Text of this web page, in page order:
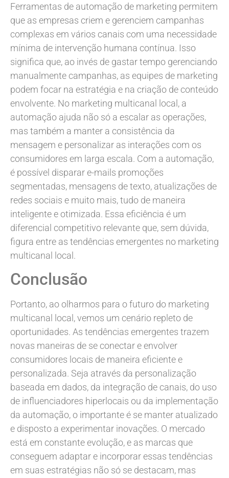
Ferramentas de automação de marketing permitem
que as empresas criem e gerenciem campanhas
complexas em vários canais com uma necessidade
mínima de intervenção humana contínua. Isso
significa que, ao invés de gastar tempo gerenciando
manualmente campanhas, as equipes de marketing
podem focar na estratégia e na criação de conteúdo
envolvente. No marketing multicanal local, a
automação ajuda não só a escalar as operações,
mas também a manter a consistência da
mensagem e personalizar as interações com os
consumidores em larga escala. Com a automação,
é possível disparar e-mails promoções
segmentadas, mensagens de texto, atualizações de
redes sociais e muito mais, tudo de maneira
inteligente e otimizada. Essa eficiência é um
diferencial competitivo relevante que, sem dúvida,
figura entre as tendências emergentes no marketing
multicanal local.
Conclusão
Portanto, ao olharmos para o futuro do marketing
multicanal local, vemos um cenário repleto de
oportunidades. As tendências emergentes trazem
novas maneiras de se conectar e envolver
consumidores locais de maneira eficiente e
personalizada. Seja através da personalização
baseada em dados, da integração de canais, do uso
de influenciadores hiperlocais ou da implementação
da automação, o importante é se manter atualizado
e disposto a experimentar inovações. O mercado
está em constante evolução, e as marcas que
conseguem adaptar e incorporar essas tendências
em suas estratégias não só se destacam, mas